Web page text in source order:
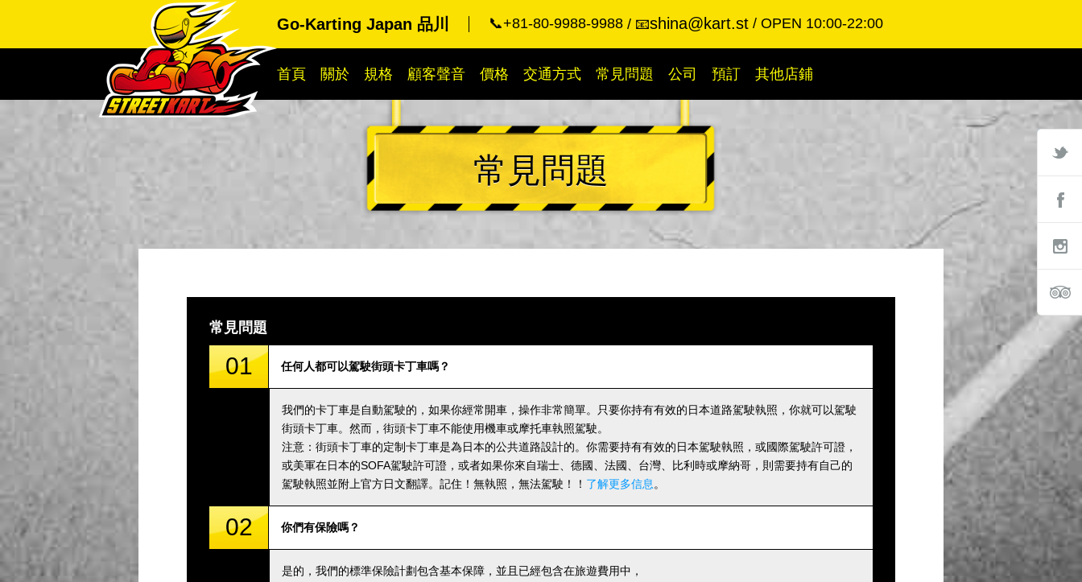
Go-Karting Japan 品川 📞+81-80-9988-9988 📧shina@kart.st OPEN 10:00-22:00
首頁 關於 規格 顧客聲音 價格 交通方式 常見問題 公司 預訂 其他店鋪
常見問題
常見問題
01 任何人都可以駕駛街頭卡丁車嗎？
我們的卡丁車是自動駕駛的，如果你經常開車，操作非常簡單。只要你持有有效的日本道路駕駛執照，你就可以駕駛
街頭卡丁車。然而，街頭卡丁車不能使用機車或摩托車執照駕駛。
注意：街頭卡丁車的定制卡丁車是為日本的公共道路設計的。你需要持有有效的日本駕駛執照，或國際駕駛許可證，
或美軍在日本的SOFA駕駛許可證，或者如果你來自瑞士、德國、法國、台灣、比利時或摩納哥，則需要持有自己的
駕駛執照並附上官方日文翻譯。記住！無執照，無法駕駛！！ 了解更多信息 。
02 你們有保險嗎？
是的，我們的標準保險計劃包含基本保障，並且已經包含在旅遊費用中，